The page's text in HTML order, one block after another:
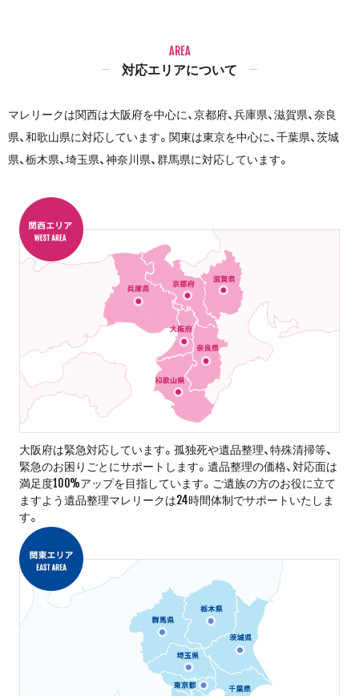
AREA
対応エリアについて
マレリークは関西は大阪府を中心に、京都府、兵庫県、滋賀県、奈良
県、和歌山県に対応しています。関東は東京を中心に、千葉県、茨城
県、栃木県、埼玉県、神奈川県、群馬県に対応しています。
大阪府は緊急対応しています。孤独死や遺品整理、特殊清掃等、
緊急のお困りごとにサポートします。遺品整理の価格、対応面は
満足度100%アップを目指しています。ご遺族の方のお役に立て
ますよう遺品整理マレリークは24時間体制でサポートいたしま
す。